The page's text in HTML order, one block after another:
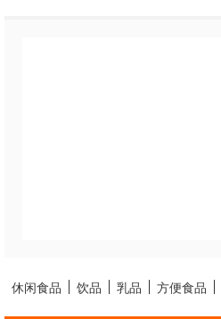
休闲食品 饮品 乳品 方便食品